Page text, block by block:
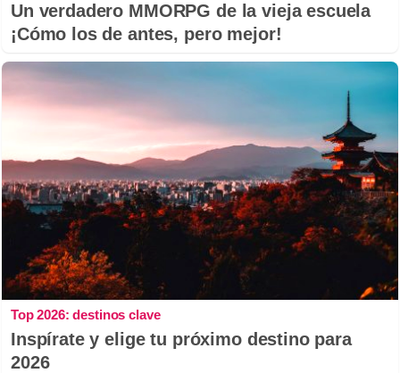
Un verdadero MMORPG de la vieja escuela
¡Cómo los de antes, pero mejor!
Top 2026: destinos clave
Inspírate y elige tu próximo destino para
2026